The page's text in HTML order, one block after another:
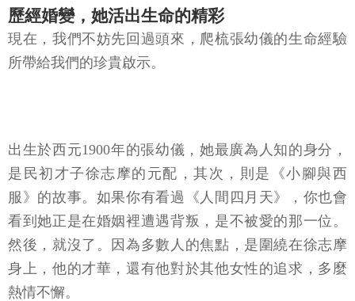
歷經婚變，她活出生命的精彩
現在，我們不妨先回過頭來，爬梳張幼儀的生命經驗
所帶給我們的珍貴啟示。
出生於西元1900年的張幼儀，她最廣為人知的身分，
是民初才子徐志摩的元配，其次，則是《小腳與西
服》的故事。如果你有看過《人間四月天》，你也會
看到她正是在婚姻裡遭遇背叛，是不被愛的那一位。
然後，就沒了。因為多數人的焦點，是圍繞在徐志摩
身上，他的才華，還有他對於其他女性的追求，多麼
熱情不懈。